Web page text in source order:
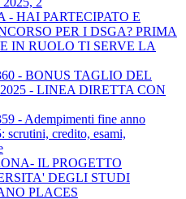
- HAI PARTECIPATO E
PER I DSGA? PRIMA
IN RUOLO TI SERVE LA
- BONUS TAGLIO DEL
- LINEA DIRETTA CON
- Adempimenti fine anno
scrutini, credito, esami,
IL PROGETTO
DEGLI STUDI
PLACES